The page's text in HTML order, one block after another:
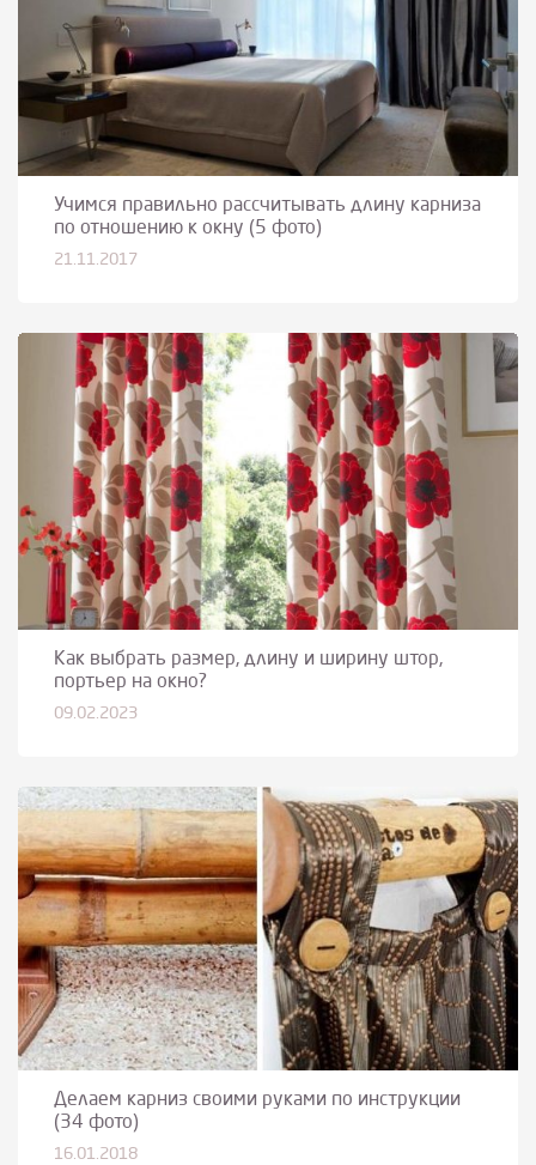
Учимся правильно рассчитывать длину карниза
по отношению к окну (5 фото)
21.11.2017
Как выбрать размер, длину и ширину штор,
портьер на окно?
09.02.2023
Делаем карниз своими руками по инструкции
(34 фото)
16.01.2018